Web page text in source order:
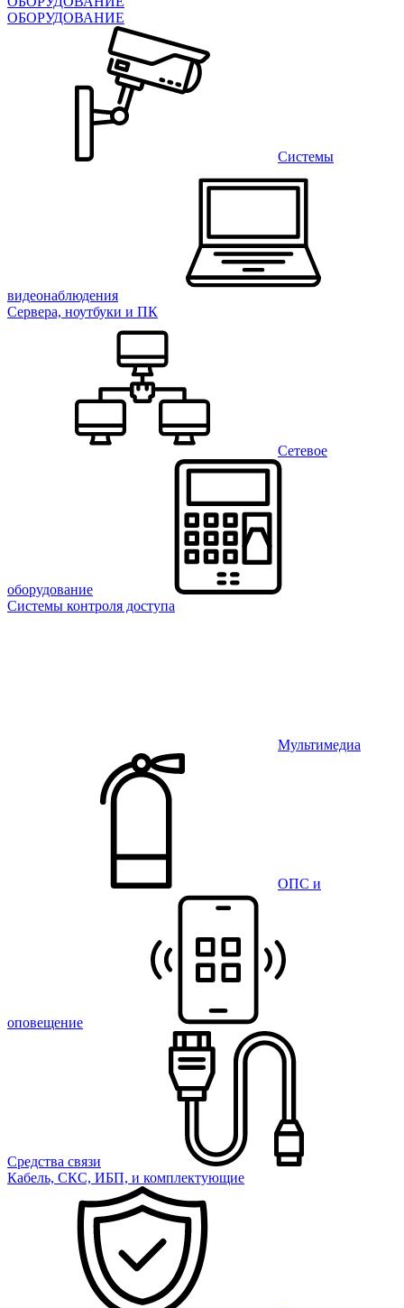
ОБОРУДОВАНИЕ
Системы
видеонаблюдения
Сервера, ноутбуки и ПК
Сетевое
оборудование
Системы контроля доступа
Мультимедиа
ОПС и
оповещение
Средства связи
Кабель, СКС, ИБП, и комплектующие